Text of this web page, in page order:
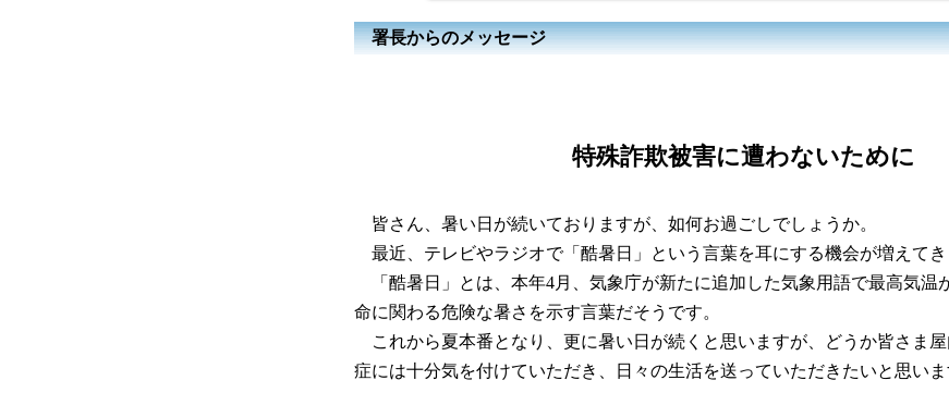
署長からのメッセージ
特殊詐欺被害に遭わないために
皆さん、暑い日が続いておりますが、如何お過ごしでしょうか。
最近、テレビやラジオで「酷暑日」という言葉を耳にする機会が増えてき
「酷暑日」とは、本年4月、気象庁が新たに追加した気象用語で最高気温
命に関わる危険な暑さを示す言葉だそうです。
これから夏本番となり、更に暑い日が続くと思いますが、どうか皆さま
症には十分気を付けていただき、日々の生活を送っていただきたいと思いま